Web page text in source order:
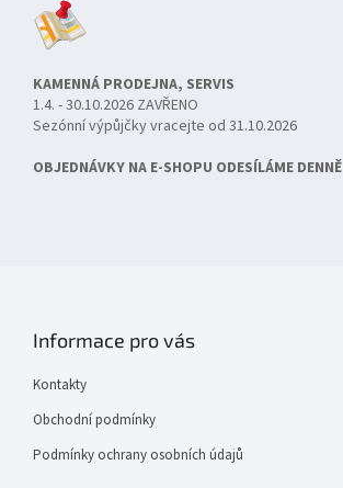
KAMENNÁ PRODEJNA, SERVIS
1.4. - 30.10.2026 ZAVŘENO
Sezónní výpůjčky vracejte od 31.10.2026
OBJEDNÁVKY NA E-SHOPU ODESÍLÁME DENNĚ
Informace pro vás
Kontakty
Obchodní podmínky
Podmínky ochrany osobních údajů